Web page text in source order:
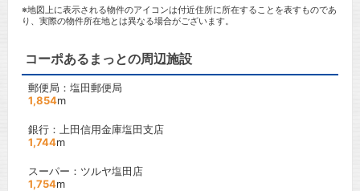
※地図上に表示される物件のアイコンは付近住所に所在することを表すものであ
り、実際の物件所在地とは異なる場合がございます。
コーポあるまっとの周辺施設
郵便局：塩田郵便局
1,854m
銀行：上田信用金庫塩田支店
1,744m
スーパー：ツルヤ塩田店
1,754m